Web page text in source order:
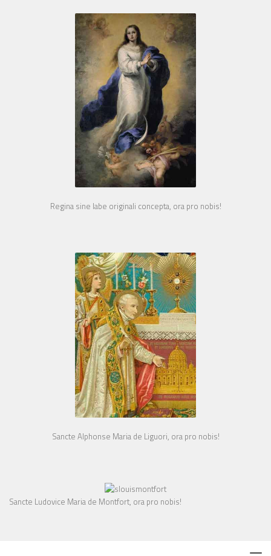
Regina sine labe originali concepta, ora pro nobis!
Sancte Alphonse Maria de Liguori, ora pro nobis!
Sancte Ludovice Maria de Montfort, ora pro nobis!